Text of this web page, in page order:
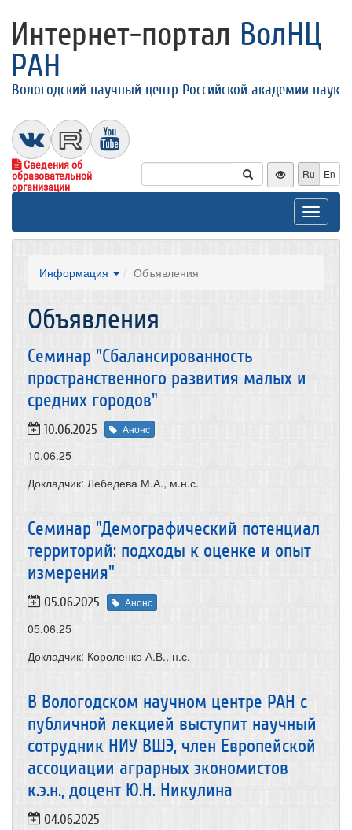
Интернет-портал ВолНЦ
РАН
Вологодский научный центр Российской академии наук
Сведения об
образовательной
организации
Ru En
Toggle
Информация Объявления
Объявления
Семинар "Сбалансированность
пространственного развития малых и
средних городов"
10.06.2025 Анонс
10.06.25
Докладчик: Лебедева М.А., м.н.с.
Семинар "Демографический потенциал
территорий: подходы к оценке и опыт
измерения"
05.06.2025 Анонс
05.06.25
Докладчик: Короленко А.В., н.с.
В Вологодском научном центре РАН с
публичной лекцией выступит научный
сотрудник НИУ ВШЭ, член Европейской
ассоциации аграрных экономистов
к.э.н., доцент Ю.Н. Никулина
04.06.2025